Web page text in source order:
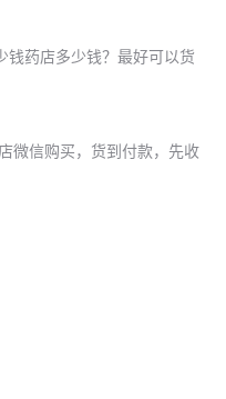
钱药店多少钱？最好可以货
微信购买，货到付款，先收